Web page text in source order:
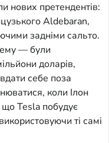
нових претендентів:
Aldebaran,
задніми сальто.
— були
доларів,
себе поза
коли Ілон
Tesla побудує
ті самі